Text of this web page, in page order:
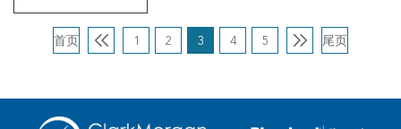
首页 1 2 3 4 5 尾页